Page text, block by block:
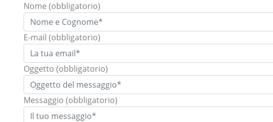
Nome (obbligatorio)
E-mail (obbligatorio)
Oggetto (obbligatorio)
Messaggio (obbligatorio)